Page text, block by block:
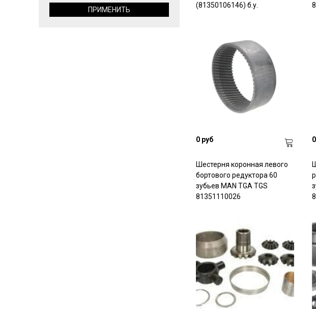
(81350106146) б.у.
0 руб
Шестерня коронная левого
бортового редуктора 60
зубьев MAN TGA TGS
81351110026
ПРИМЕНИТЬ